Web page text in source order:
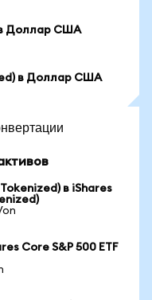
в Доллар США
в Доллар США
в iShares
Core S&P 500 ETF